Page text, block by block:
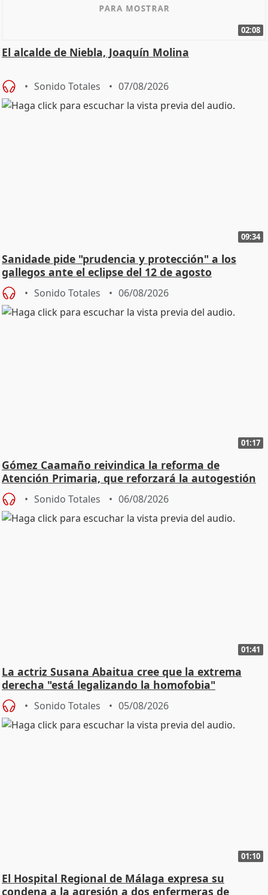
02:08
El alcalde de Niebla, Joaquín Molina
Sonido Totales 07/08/2026
09:34
Sanidade pide "prudencia y protección" a los
gallegos ante el eclipse del 12 de agosto
Sonido Totales 06/08/2026
01:17
Gómez Caamaño reivindica la reforma de
Atención Primaria, que reforzará la autogestión
Sonido Totales 06/08/2026
01:41
La actriz Susana Abaitua cree que la extrema
derecha "está legalizando la homofobia"
Sonido Totales 05/08/2026
01:10
El Hospital Regional de Málaga expresa su
condena a la agresión a dos enfermeras de